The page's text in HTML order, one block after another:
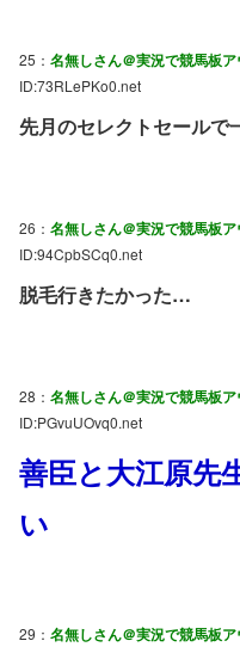
25： 名無しさん＠実況で競馬板ア
ID:73RLePKo0.net
先月のセレクトセールで
26： 名無しさん＠実況で競馬板ア
ID:94CpbSCq0.net
脱毛行きたかった…
28： 名無しさん＠実況で競馬板ア
ID:PGvuUOvq0.net
善臣と大江原先
い
29： 名無しさん＠実況で競馬板ア